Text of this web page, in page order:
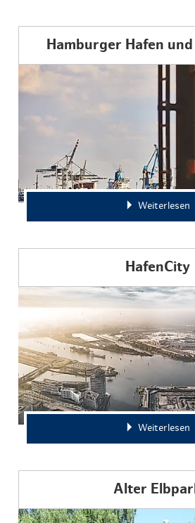
Hamburger Hafen
Weiterlesen
HafenCity
Weiterlesen
Alter